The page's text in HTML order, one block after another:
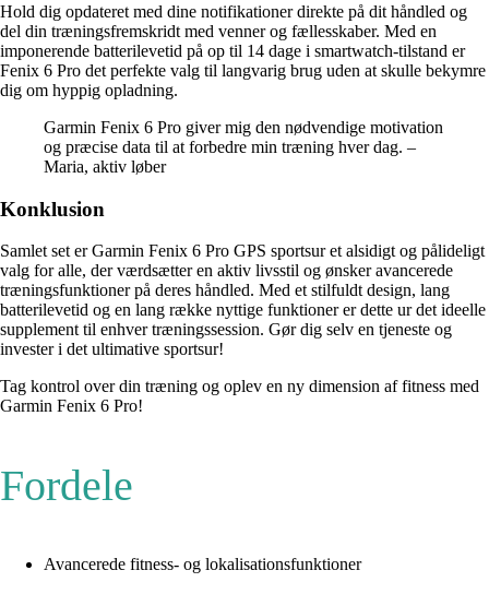
Hold dig opdateret med dine notifikationer direkte på dit håndled og
del din træningsfremskridt med venner og fællesskaber. Med en
imponerende batterilevetid på op til 14 dage i smartwatch-tilstand er
Fenix 6 Pro det perfekte valg til langvarig brug uden at skulle bekymre
dig om hyppig opladning.
Garmin Fenix 6 Pro giver mig den nødvendige motivation
og præcise data til at forbedre min træning hver dag. –
Maria, aktiv løber
Konklusion
Samlet set er Garmin Fenix 6 Pro GPS sportsur et alsidigt og pålideligt
valg for alle, der værdsætter en aktiv livsstil og ønsker avancerede
træningsfunktioner på deres håndled. Med et stilfuldt design, lang
batterilevetid og en lang række nyttige funktioner er dette ur det ideelle
supplement til enhver træningssession. Gør dig selv en tjeneste og
invester i det ultimative sportsur!
Tag kontrol over din træning og oplev en ny dimension af fitness med
Garmin Fenix 6 Pro!
Fordele
Avancerede fitness- og lokalisationsfunktioner